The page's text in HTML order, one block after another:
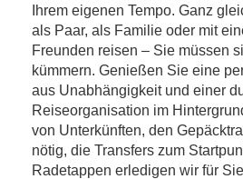
Ihrem eigenen Tempo. Ganz
als Paar, als Familie oder mit
Freunden reisen – Sie müssen
kümmern. Genießen Sie eine
aus Unabhängigkeit und einer
Reiseorganisation im
von Unterkünften, den
nötig, die Transfers zum
Radetappen erledigen wir für